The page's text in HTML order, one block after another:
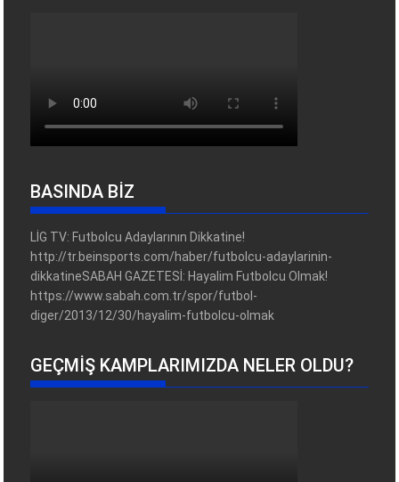
BASINDA BİZ
LİG TV: Futbolcu Adaylarının Dikkatine!
http://tr.beinsports.com/haber/futbolcu-adaylarinin-
dikkatineSABAH GAZETESİ: Hayalim Futbolcu Olmak!
https://www.sabah.com.tr/spor/futbol-
diger/2013/12/30/hayalim-futbolcu-olmak
GEÇMIŞ KAMPLARIMIZDA NELER OLDU?